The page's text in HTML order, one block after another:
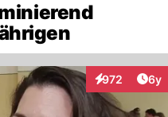
972
Interaktionen
6y